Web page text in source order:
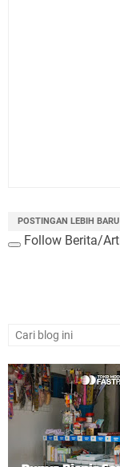
POSTINGAN LEBIH BARU
Follow Berita/